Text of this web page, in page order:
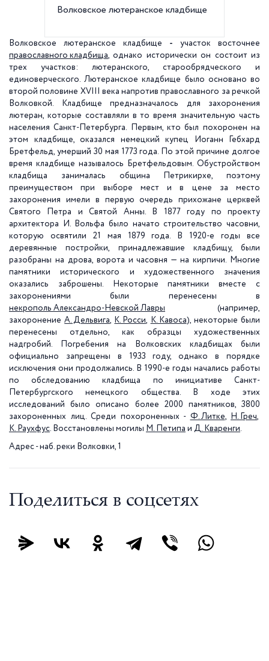
Волковское лютеранское кладбище
Волковское лютеранское кладбище - участок восточнее
православного кладбища, однако исторически он состоит из
трех участков: лютеранского, старообрядческого и
единоверческого. Лютеранское кладбище было основано во
второй половине XVIII века напротив православного за речкой
Волковкой. Кладбище предназначалось для захоронения
лютеран, которые составляли в то время значительную часть
населения Санкт-Петербурга. Первым, кто был похоронен на
этом кладбище, оказался немецкий купец Иоганн Гебхард
Бретфельд, умерший 30 мая 1773 года. По этой причине долгое
время кладбище называлось Бретфельдовым. Обустройством
кладбища занималась община Петрикирхе, поэтому
преимуществом при выборе мест и в цене за место
захоронения имели в первую очередь прихожане церквей
Святого Петра и Святой Анны. В 1877 году по проекту
архитектора И. Вольфа было начато строительство часовни,
которую освятили 21 мая 1879 года. В 1920-е годы все
деревянные постройки, принадлежавшие кладбищу, были
разобраны на дрова, ворота и часовня — на кирпичи. Многие
памятники исторического и художественного значения
оказались заброшены. Некоторые памятники вместе с
захоронениями были перенесены в
некрополь Александро-Невской Лавры (например,
захоронениеА. Дельвига, К. Росси, К. Кавоса), некоторые были
перенесены отдельно, как образцы художественных
надгробий. Погребения на Волковских кладбищах были
официально запрещены в 1933 году, однако в порядке
исключения они продолжались. В 1990-е годы начались работы
по обследованию кладбища по инициативе Санкт-
Петербургского немецкого общества. В ходе этих
исследований было описано более 2000 памятников, 3800
захороненных лиц. Среди похороненных - Ф. Литке, Н. Греч,
К. Раухфус. Восстановлены могилы М. Петипа и Д. Кваренги.
Адрес - наб. реки Волковки, 1
Поделиться в соцсетях